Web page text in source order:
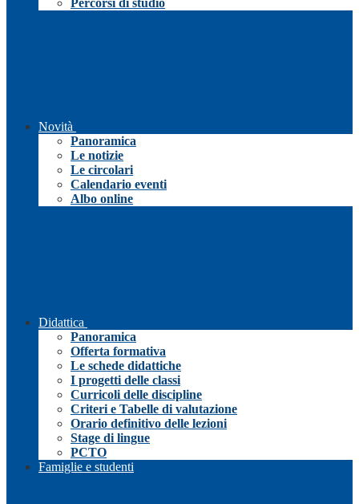
Percorsi di studio
Novità
Panoramica
Le notizie
Le circolari
Calendario eventi
Albo online
Didattica
Panoramica
Offerta formativa
Le schede didattiche
I progetti delle classi
Curricoli delle discipline
Criteri e Tabelle di valutazione
Orario definitivo delle lezioni
Stage di lingue
PCTO
Famiglie e studenti